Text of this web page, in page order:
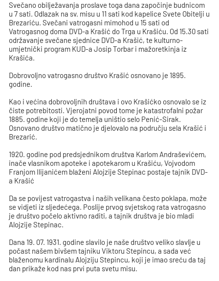
Svečano obilježavanja proslave toga dana započinje budnicom
u 7 sati. Odlazak na sv. misu u 11 sati kod kapelice Svete Obitelji u
Brezariću. Svečani vatrogasni mimohod u 15 sati od
Vatrogasnog doma DVD-a Krašić do Trga u Krašiću. Od 15.30 sati
održavanje svečane sjednice DVD-a Krašić, te kulturno-
umjetnički program KUD-a Josip Torbar i mažoretkinja iz
Krašića.
Dobrovoljno vatrogasno društvo Krašić osnovano je 1895.
godine.
Kao i većina dobrovoljnih društava i ovo Krašićko osnovalo se iz
čiste potrebitosti. Vjerojatni povod tome je katastrofalni požar
1885. godine koji je do temelja uništio selo Penić-Sirak.
Osnovano društvo matično je djelovalo na području sela Krašić i
Brezarić.
1920. godine pod predsjednikom društva Karlom Andraševićem,
inače vlasnikom apoteke i apotekarom u Krašiću, Vojvodom
Franjom Ilijanićem blaženi Alojzije Stepinac postaje tajnik DVD-
a Krašić
Da se povijest vatrogastva i naših velikana često poklapa, može
se vidjeti iz sljedećega. Poslije prvog svjetskog rata vatrogasno
je društvo počelo aktivno raditi, a tajnik društva je bio mladi
Alojzije Stepinac.
Dana 19. 07. 1931. godine slavilo je naše društvo veliko slavlje u
počast našem bivšem tajniku Viktoru Stepincu, a sada već
blaženomu kardinalu Alojziju Stepincu, koji je imao sreću da taj
dan prikaže kod nas prvi puta svetu misu.